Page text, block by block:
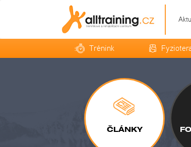
Trénink
ČLÁNKY